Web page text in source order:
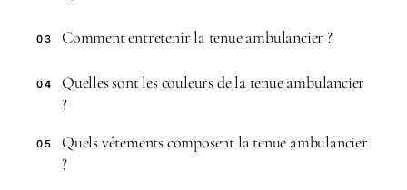
03 Comment entretenir la tenue ambulancier ?
04
Quelles sont les couleurs de la tenue ambulancier
?
05
Quels vêtements composent la tenue ambulancier
?